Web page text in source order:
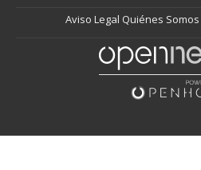
Aviso Legal Quiénes Somos